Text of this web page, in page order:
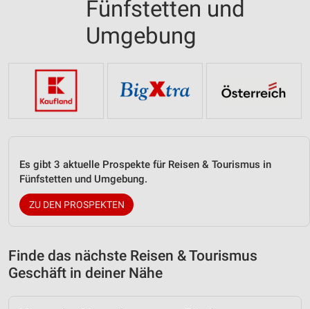
Fünfstetten und
Umgebung
Es gibt 3 aktuelle Prospekte für Reisen & Tourismus in
Fünfstetten und Umgebung.
ZU DEN PROSPEKTEN
Finde das nächste Reisen & Tourismus
Geschäft in deiner Nähe